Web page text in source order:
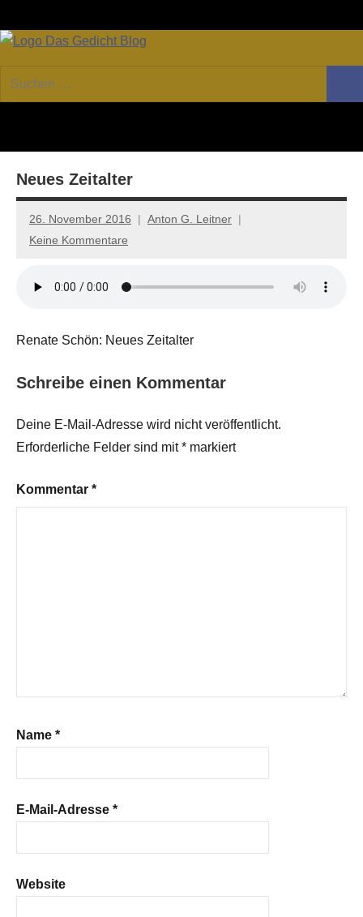
Inhalt
GEDICHT
Forum
von
Lyrik,
Essay
Suchen
nach:
Neues Zeitalter
26. November 2016
Anton G. Leitner
Keine Kommentare
Renate Schön: Neues Zeitalter
Schreibe einen Kommentar
Deine E-Mail-Adresse wird nicht veröffentlicht.
Erforderliche Felder sind mit* markiert
Kommentar *
Name *
E-Mail-Adresse *
Website